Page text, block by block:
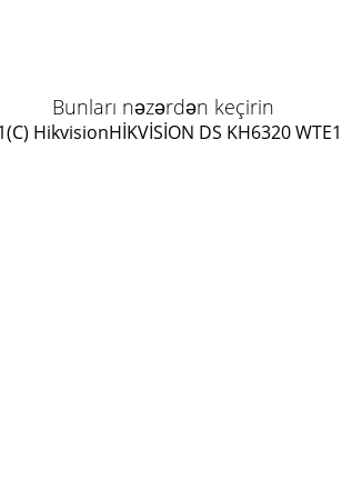
Bunları nəzərdən keçirin
HikvisionHİKVİSİON DS KH6320 WTE1